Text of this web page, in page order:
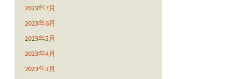
2023年7月
2023年6月
2023年5月
2023年4月
2023年3月